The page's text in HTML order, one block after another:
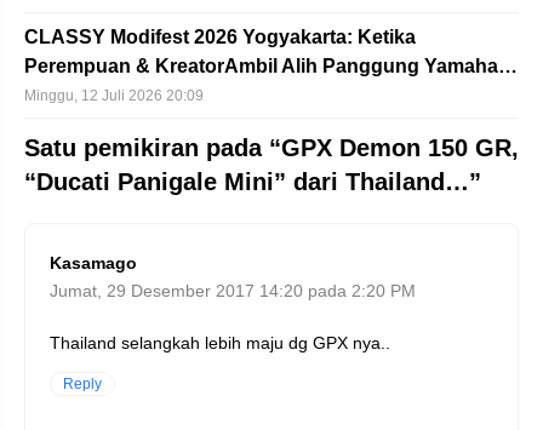
CLASSY Modifest 2026 Yogyakarta: Ketika
Perempuan & KreatorAmbil Alih Panggung Yamaha…
Minggu, 12 Juli 2026 20:09
Satu pemikiran pada “GPX Demon 150 GR,
“Ducati Panigale Mini” dari Thailand…”
Kasamago
Jumat, 29 Desember 2017 14:20 pada 2:20 PM
Thailand selangkah lebih maju dg GPX nya..
Reply